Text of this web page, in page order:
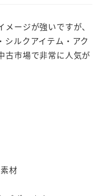
ージが強いですが、
シルクアイテム・アク
古市場で非常に人気が
材